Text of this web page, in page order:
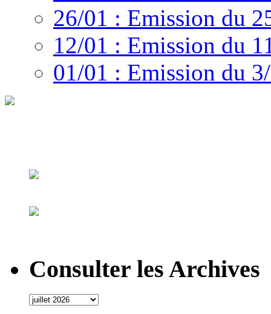
26/01 : Emission du
12/01 : Emission du
01/01 : Emission du
Consulter les Archives